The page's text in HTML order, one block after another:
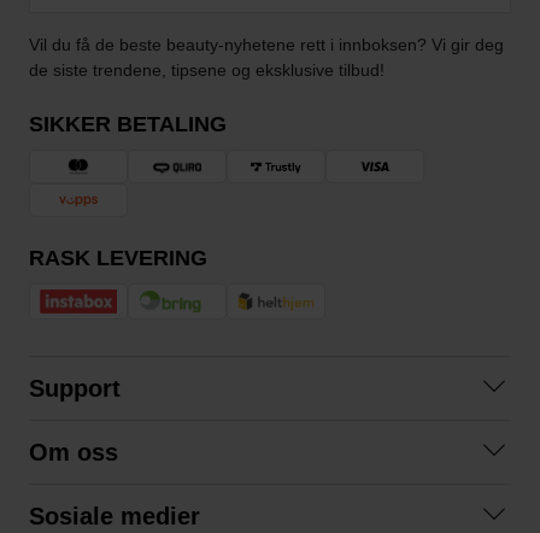
Vil du få de beste beauty-nyhetene rett i innboksen? Vi gir deg
de siste trendene, tipsene og eksklusive tilbud!
SIKKER BETALING
RASK LEVERING
Support
Kjøpsvilkår
Om oss
Sosiale medier